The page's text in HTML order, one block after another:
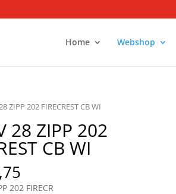
Home Webshop
ZIPP 202 FIRECREST CB WI
28 ZIPP 202
CB WI
202 FIRECR